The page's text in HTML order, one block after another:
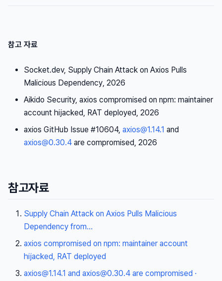
참고 자료
Socket.dev, Supply Chain Attack on Axios Pulls
Malicious Dependency, 2026
Aikido Security, axios compromised on npm: maintainer
account hijacked, RAT deployed, 2026
axios GitHub Issue #10604, axios@1.14.1 and
axios@0.30.4 are compromised, 2026
참고자료
Supply Chain Attack on Axios Pulls Malicious
Dependency from…
axios compromised on npm: maintainer account
hijacked, RAT deployed
axios@1.14.1 and axios@0.30.4 are compromised ·